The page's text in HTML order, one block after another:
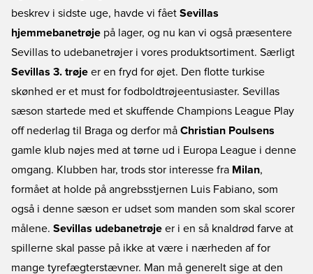
beskrev i sidste uge, havde vi fået Sevillas
hjemmebanetrøje på lager, og nu kan vi også præsentere
Sevillas to udebanetrøjer i vores produktsortiment. Særligt
Sevillas 3. trøje er en fryd for øjet. Den flotte turkise
skønhed er et must for fodboldtrøjeentusiaster. Sevillas
sæson startede med et skuffende Champions League Play
off nederlag til Braga og derfor må Christian Poulsens
gamle klub nøjes med at tørne ud i Europa League i denne
omgang. Klubben har, trods stor interesse fra Milan,
formået at holde på angrebsstjernen Luis Fabiano, som
også i denne sæson er udset som manden som skal scorer
målene. Sevillas udebanetrøje er i en så knaldrød farve at
spillerne skal passe på ikke at være i nærheden af for
mange tyrefægterstævner. Man må generelt sige at den